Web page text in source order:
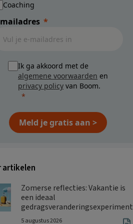
Coaching
mailadres
Ik ga akkoord met de
algemene voorwaarden en
privacy policy van Boom.
Meld je gratis aan >
artikelen
Zomerse reflecties: Vakantie is
een ideaal
gedragsveranderingsexperiment
5 augustus 2026